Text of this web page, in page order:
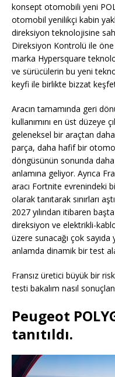
konsept otomobili yeni
otomobil yenilikçi kabin
direksiyon teknolojisine
Direksiyon Kontrolü ile öne
marka Hypersquare
ve sürücülerin bu yeni
keyfi ile birlikte bizzat
Aracın tamamında geri
kullanımını en üst düzeye
geleneksel bir araçtan
parça, daha hafif bir
döngüsünün sonunda
anlamına geliyor. Ayrıca
aracı Fortnite evrenindeki
olarak tanıtarak sınırları
2027 yılından itibaren
direksiyon ve elektrikli-
üzere sunacağı çok sayıda
anlamda dinamik bir test
Fransız üretici büyük bir
testi bakalım nasıl
Peugeot
tanıtıldı.